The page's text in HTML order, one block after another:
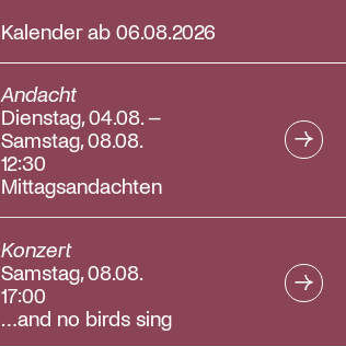
Kalender ab 06.08.2026
Andacht
Dienstag, 04.08. –
Samstag, 08.08.
12:30
Mittagsandachten
Konzert
Samstag, 08.08.
17:00
…and no birds sing